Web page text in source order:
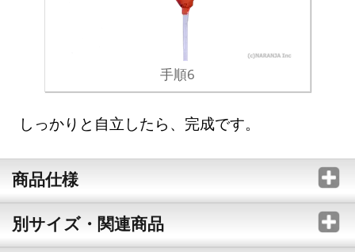
手順6
しっかりと自立したら、完成です。
商品仕様
別サイズ・関連商品